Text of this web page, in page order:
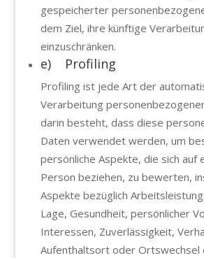
gespeicherter
dem Ziel, ihre künftige
einzuschränken.
e) Profiling
Profiling ist jede Art der
Verarbeitung
darin besteht, dass diese
Daten verwendet werden, um
persönliche Aspekte, die sich auf
Person beziehen, zu bewerten,
Aspekte bezüglich
Lage, Gesundheit, persönlicher
Interessen, Zuverlässigkeit,
Aufenthaltsort oder Ortswechsel